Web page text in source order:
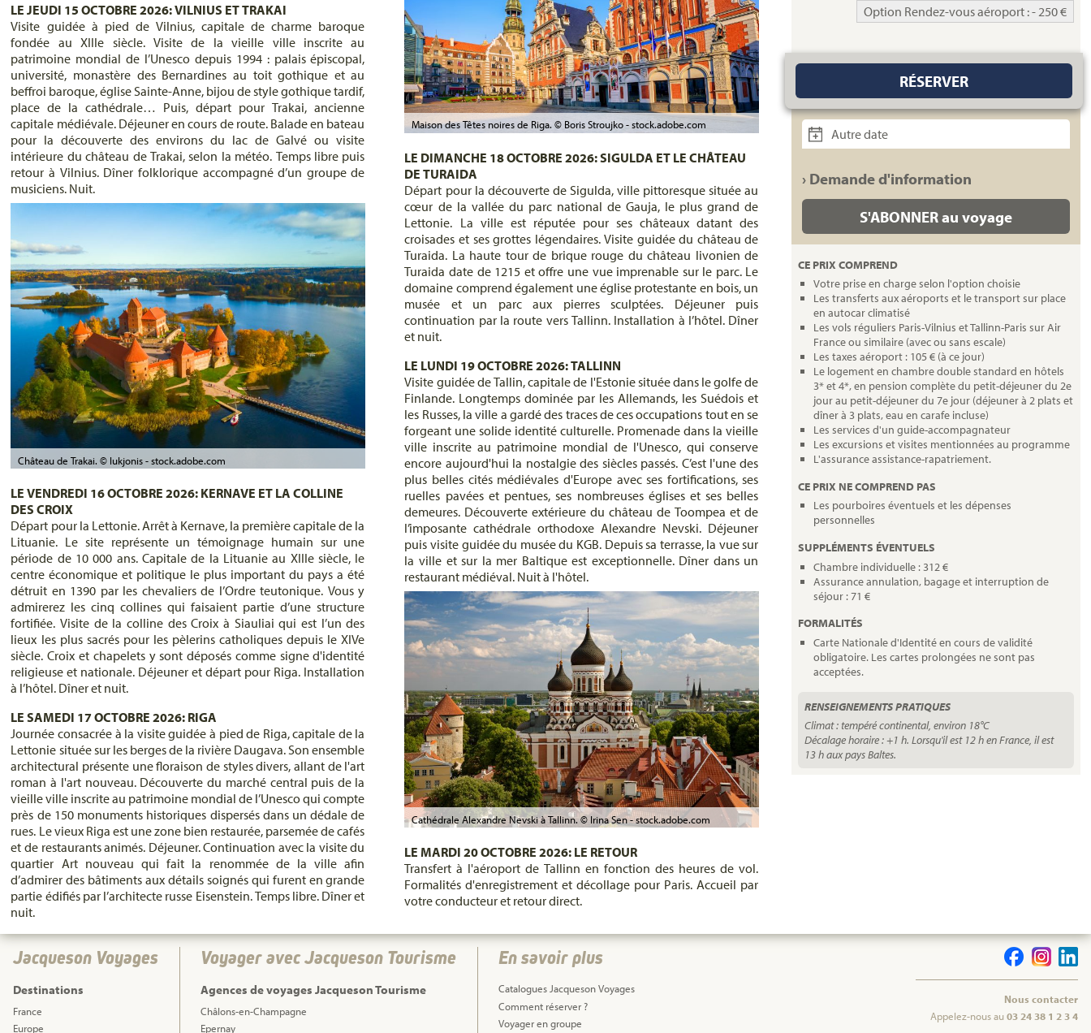
LE JEUDI 15 OCTOBRE 2026: VILNIUS ET TRAKAI
Visite guidée à pied de Vilnius, capitale de charme baroque
fondée au XIIIe siècle. Visite de la vieille ville inscrite au
patrimoine mondial de l’Unesco depuis 1994 : palais épiscopal,
université, monastère des Bernardines au toit gothique et au
beffroi baroque, église Sainte-Anne, bijou de style gothique tardif,
place de la cathédrale… Puis, départ pour Trakai, ancienne
capitale médiévale. Déjeuner en cours de route. Balade en bateau
pour la découverte des environs du lac de Galvé ou visite
intérieure du château de Trakai, selon la météo. Temps libre puis
retour à Vilnius. Dîner folklorique accompagné d’un groupe de
musiciens. Nuit.
Château de Trakai. © lukjonis - stock.adobe.com
LE VENDREDI 16 OCTOBRE 2026: KERNAVE ET LA COLLINE
DES CROIX
Départ pour la Lettonie. Arrêt à Kernave, la première capitale de la
Lituanie. Le site représente un témoignage humain sur une
période de 10 000 ans. Capitale de la Lituanie au XIIIe siècle, le
centre économique et politique le plus important du pays a été
détruit en 1390 par les chevaliers de l’Ordre teutonique. Vous y
admirerez les cinq collines qui faisaient partie d’une structure
fortifiée. Visite de la colline des Croix à Siauliai qui est l’un des
lieux les plus sacrés pour les pèlerins catholiques depuis le XIVe
siècle. Croix et chapelets y sont déposés comme signe d'identité
religieuse et nationale. Déjeuner et départ pour Riga. Installation
à l’hôtel. Dîner et nuit.
LE SAMEDI 17 OCTOBRE 2026: RIGA
Journée consacrée à la visite guidée à pied de Riga, capitale de la
Lettonie située sur les berges de la rivière Daugava. Son ensemble
architectural présente une floraison de styles divers, allant de l'art
roman à l'art nouveau. Découverte du marché central puis de la
vieille ville inscrite au patrimoine mondial de l’Unesco qui compte
près de 150 monuments historiques dispersés dans un dédale de
rues. Le vieux Riga est une zone bien restaurée, parsemée de cafés
et de restaurants animés. Déjeuner. Continuation avec la visite du
quartier Art nouveau qui fait la renommée de la ville afin
d’admirer des bâtiments aux détails soignés qui furent en grande
partie édifiés par l’architecte russe Eisenstein. Temps libre. Dîner et
nuit.
Maison des Têtes noires de Riga. © Boris Stroujko - stock.adobe.com
LE DIMANCHE 18 OCTOBRE 2026: SIGULDA ET LE CHÂTEAU
DE TURAIDA
Départ pour la découverte de Sigulda, ville pittoresque située au
cœur de la vallée du parc national de Gauja, le plus grand de
Lettonie. La ville est réputée pour ses châteaux datant des
croisades et ses grottes légendaires. Visite guidée du château de
Turaida. La haute tour de brique rouge du château livonien de
Turaida date de 1215 et offre une vue imprenable sur le parc. Le
domaine comprend également une église protestante en bois, un
musée et un parc aux pierres sculptées. Déjeuner puis
continuation par la route vers Tallinn. Installation à l’hôtel. Dîner
et nuit.
LE LUNDI 19 OCTOBRE 2026: TALLINN
Visite guidée de Tallin, capitale de l'Estonie située dans le golfe de
Finlande. Longtemps dominée par les Allemands, les Suédois et
les Russes, la ville a gardé des traces de ces occupations tout en se
forgeant une solide identité culturelle. Promenade dans la vieille
ville inscrite au patrimoine mondial de l'Unesco, qui conserve
encore aujourd'hui la nostalgie des siècles passés. C’est l'une des
plus belles cités médiévales d'Europe avec ses fortifications, ses
ruelles pavées et pentues, ses nombreuses églises et ses belles
demeures. Découverte extérieure du château de Toompea et de
l’imposante cathédrale orthodoxe Alexandre Nevski. Déjeuner
puis visite guidée du musée du KGB. Depuis sa terrasse, la vue sur
la ville et sur la mer Baltique est exceptionnelle. Dîner dans un
restaurant médiéval. Nuit à l'hôtel.
Cathédrale Alexandre Nevski à Tallinn. © Irina Sen - stock.adobe.com
LE MARDI 20 OCTOBRE 2026: LE RETOUR
Transfert à l'aéroport de Tallinn en fonction des heures de vol.
Formalités d'enregistrement et décollage pour Paris. Accueil par
votre conducteur et retour direct.
Option Rendez-vous aéroport : - 250 €
RÉSERVER
Autre date
› Demande d'information
S'ABONNER au voyage
CE PRIX COMPREND
Votre prise en charge selon l'option choisie
Les transferts aux aéroports et le transport sur place
en autocar climatisé
Les vols réguliers Paris-Vilnius et Tallinn-Paris sur Air
France ou similaire (avec ou sans escale)
Les taxes aéroport : 105 € (à ce jour)
Le logement en chambre double standard en hôtels
3* et 4*, en pension complète du petit-déjeuner du 2e
jour au petit-déjeuner du 7e jour (déjeuner à 2 plats et
dîner à 3 plats, eau en carafe incluse)
Les services d'un guide-accompagnateur
Les excursions et visites mentionnées au programme
L'assurance assistance-rapatriement.
CE PRIX NE COMPREND PAS
Les pourboires éventuels et les dépenses
personnelles
SUPPLÉMENTS ÉVENTUELS
Chambre individuelle : 312 €
Assurance annulation, bagage et interruption de
séjour : 71 €
FORMALITÉS
Carte Nationale d'Identité en cours de validité
obligatoire. Les cartes prolongées ne sont pas
acceptées.
RENSEIGNEMENTS PRATIQUES
Climat : tempéré continental, environ 18°C
Décalage horaire : +1 h. Lorsqu'il est 12 h en France, il est
13 h aux pays Baltes.
Jacqueson Voyages
Destinations
France
Europe
Voyager avec Jacqueson Tourisme
Agences de voyages Jacqueson Tourisme
Châlons-en-Champagne
Epernay
En savoir plus
Catalogues Jacqueson Voyages
Comment réserver ?
Voyager en groupe
Nous contacter
Appelez-nous au03 24 38 1 2 3 4